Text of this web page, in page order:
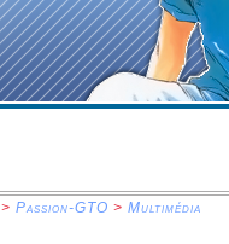
> Passion-GTO > Multimédia